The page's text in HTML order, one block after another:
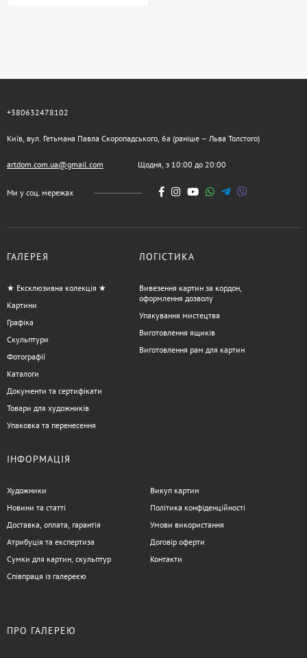
+380632478102
Київ, вул. Гетьмана Павла Скоропадського, 6а (раніше – Льва Толстого)
artdom.com.ua@gmail.com Щодня, з 10:00 до 20:00
Ми у соц. мережах
ГАЛЕРЕЯ
★ Ексклюзивна колекція ★
Картини
Графіка
Скульптури
Фотографії
Каталоги
Документи та сертифікати
Товари для художників
Упаковка та перенесення
ЛОГІСТИКА
Вивезення картин за кордон,
оформлення дозволу
Упакування мистецтва
Виготовлення ящиків
Виготовлення рам для картин
ІНФОРМАЦІЯ
Художники
Новини та статті
Доставка, оплата, гарантія
Атрибуція та експертиза
Сумки для картин, скульптур
Співпраця із галереєю
Викуп картин
Політика конфіденційності
Умови використання
Договір оферти
Контакти
ПРО ГАЛЕРЕЮ